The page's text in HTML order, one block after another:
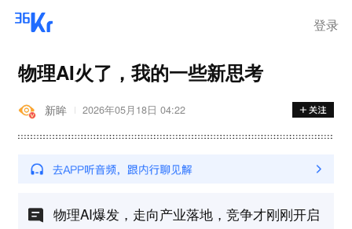
登录
物理AI火了，我的一些新思考
新眸 2026年05月18日 04:22
物理AI爆发，走向产业落地，竞争才刚刚开启